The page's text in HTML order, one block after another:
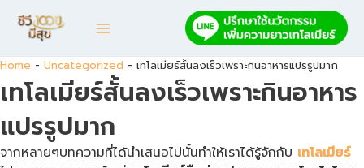
content
Main
Home - Uncategorized - เทโลเมียร์สั้นลงเร็วเพราะกินอาหารแปรรูปมาก
เทโลเมียร์สั้นลงเร็วเพราะกินอาหาร
แปรรูปมาก
จากหลายๆบทความที่ได้นำเสนอไปนั้นทำให้เราได้รู้จักกับ เทโลเมียร์